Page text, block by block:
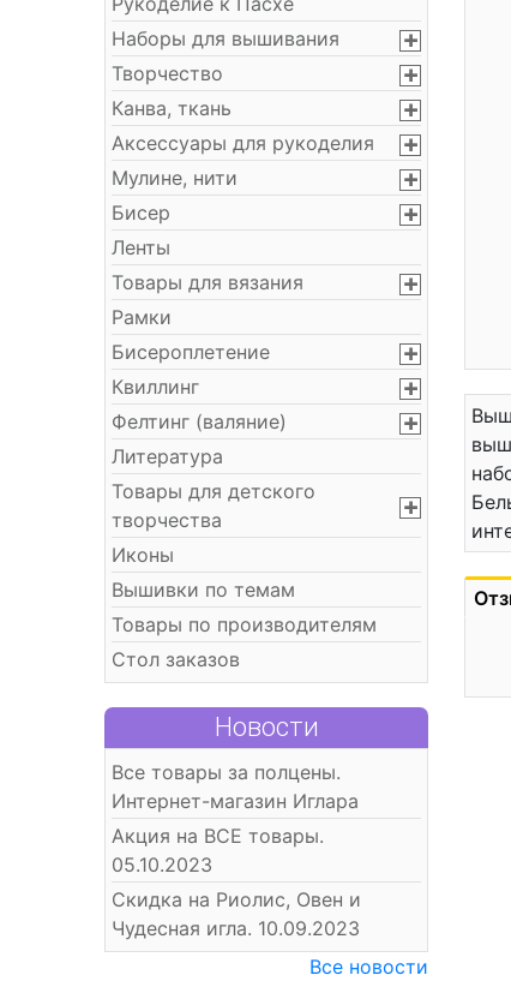
Наборы для вышивания
Творчество
Канва, ткань
Аксессуары для рукоделия
Мулине, нити
Бисер
Ленты
Товары для вязания
Рамки
Бисероплетение
Квиллинг
Фелтинг (валяние)
Литература
Товары для детского
творчества
Иконы
Вышивки по темам
Товары по производителям
Стол заказов
Новости
Все товары за полцены.
Интернет-магазин Иглара
Акция на ВСЕ товары.
05.10.2023
Скидка на Риолис, Овен и
Чудесная игла. 10.09.2023
Все новости